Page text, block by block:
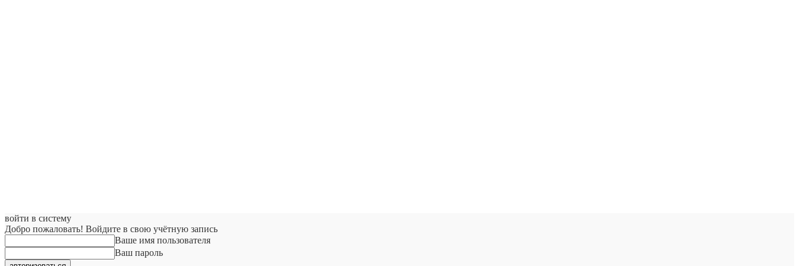
войти в систему
Добро пожаловать! Войдите в свою учётную запись
Ваше имя пользователя
Ваш пароль